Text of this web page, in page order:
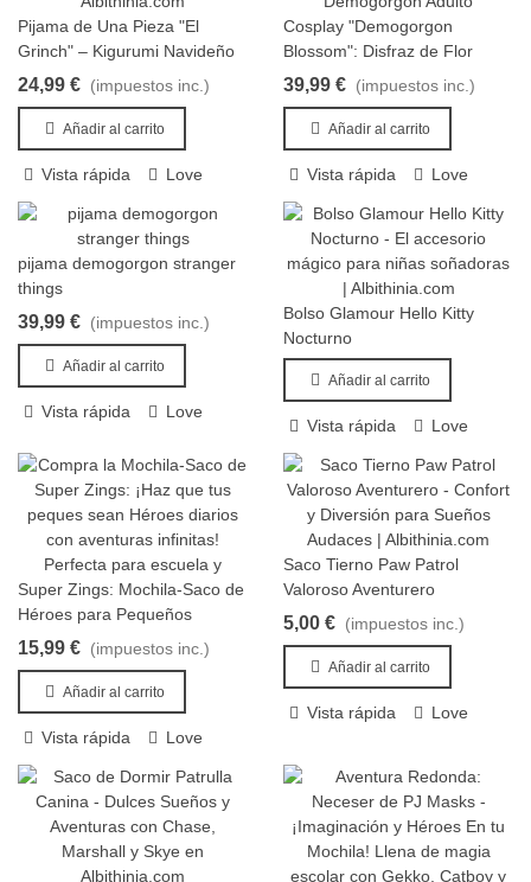
familia. Estrena confort con estilo fan y conviértelo en tu uniforme
de descanso favorito.,Pijamas Onesie para todas las edades |
Albithinia,Onesies y pijamas suaves de personajes. Guía de tallas
y envío rápido. ¡Elige el tuyo!,pijama, onesie, invierno,
personajes, calcetines,pijama-onesie,pijama-onesie-
albithinia.webp,,,,,,,,,,,,,,,,,,,
Pijama de Una Pieza "El
Grinch" – Kigurumi Navideño
Ultra Suave para Niños y
24,99 € (impuestos inc.)
Añadir al carrito
Vista rápida Love
Añadir al carrito
Cosplay "Demogorgon
Blossom": Disfraz de Flor
Devoradora de Hombres –
Edición Upside Down
39,99 € (impuestos inc.)
Añadir al carrito
Vista rápida Love
Añadir al carrito
pijama demogorgon stranger
things
39,99 € (impuestos inc.)
Añadir al carrito
Vista rápida Love
Bolso Glamour Hello Kitty
Nocturno
Añadir al carrito
Vista rápida Love
Añadir al carrito
Super Zings: Mochila-Saco de
Héroes para Pequeños
Aventureros
15,99 € (impuestos inc.)
Añadir al carrito
Vista rápida Love
Saco Tierno Paw Patrol
Valoroso Aventurero
5,00 € (impuestos inc.)
Añadir al carrito
Vista rápida Love